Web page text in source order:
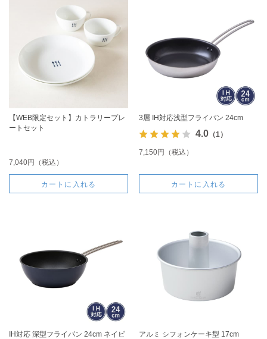
【WEB限定セット】カトラリープレ
ートセット
7,040円（税込）
カートに入れる
3層 IH対応浅型フライパン 24cm
4.0（1）
7,150円（税込）
カートに入れる
IH対応 深型フライパン 24cm ネイビ
アルミ シフォンケーキ型 17cm